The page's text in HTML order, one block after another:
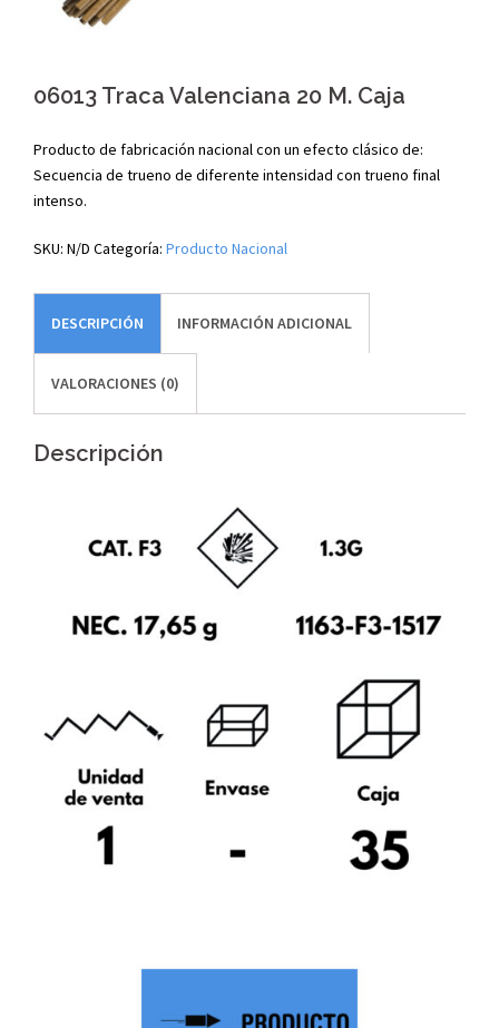
06013 Traca Valenciana 20 M. Caja
Producto de fabricación nacional con un efecto clásico de:
Secuencia de trueno de diferente intensidad con trueno final
intenso.
SKU: N/D Categoría: Producto Nacional
DESCRIPCIÓN INFORMACIÓN ADICIONAL
VALORACIONES (0)
Descripción